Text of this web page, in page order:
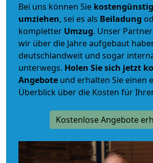
Bei uns können Sie kostengünstig
umziehen, sei es als Beiladung
kompletter Umzug. Unser
wir über die Jahre aufgebaut
deutschlandweit und sogar
unterwegs. Holen Sie sich jetzt
Angebote und erhalten Sie einen
Überblick über die Kosten für
Kostenlose Angebote